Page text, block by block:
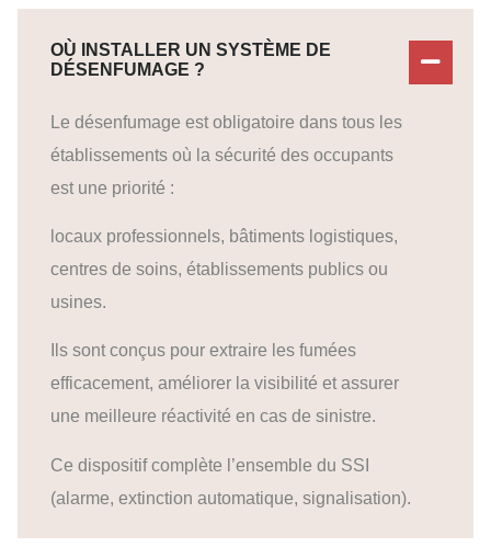
OÙ INSTALLER UN SYSTÈME DE
DÉSENFUMAGE ?
Le désenfumage est obligatoire dans tous les
établissements où la sécurité des occupants
est une priorité :
locaux professionnels, bâtiments logistiques,
centres de soins, établissements publics ou
usines.
Ils sont conçus pour extraire les fumées
efficacement, améliorer la visibilité et assurer
une meilleure réactivité en cas de sinistre.
Ce dispositif complète l’ensemble du SSI
(alarme, extinction automatique, signalisation).